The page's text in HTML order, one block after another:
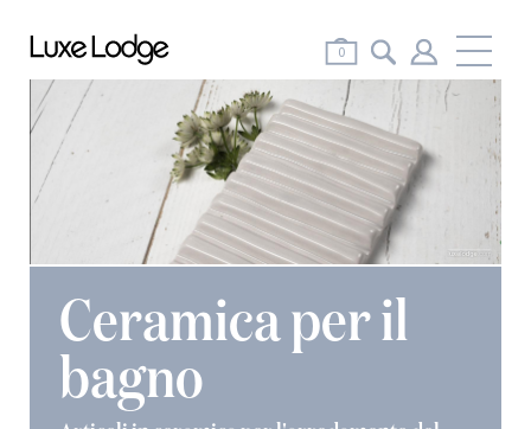
0
Ceramica per il
bagno